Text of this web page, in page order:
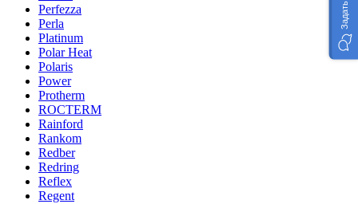
Perfezza
Perla
Platinum
Polar Heat
Polaris
Power
Protherm
ROCTERM
Rainford
Rankom
Redber
Redring
Reflex
Regent